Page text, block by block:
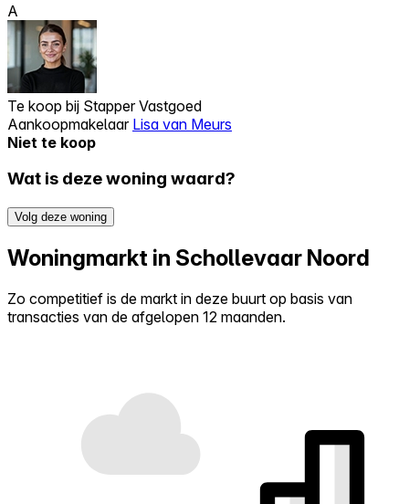
A
Te koop bij Stapper Vastgoed
Aankoopmakelaar Lisa van Meurs
Niet te koop
Wat is deze woning waard?
Volg deze woning
Woningmarkt in Schollevaar Noord
Zo competitief is de markt in deze buurt op basis van
transacties van de afgelopen 12 maanden.